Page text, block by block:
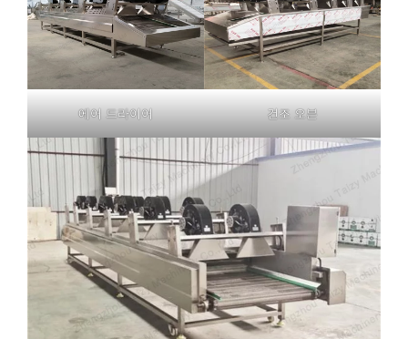
에어 드라이어 건조 오븐